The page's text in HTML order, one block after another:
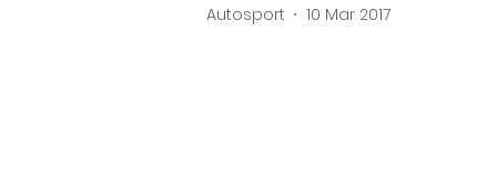
Autosport 10 Mar 2017